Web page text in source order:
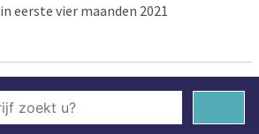
in eerste vier maanden 2021